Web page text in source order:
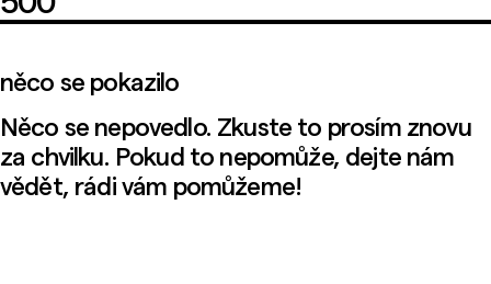
něco se pokazilo
Něco se nepovedlo. Zkuste to prosím znovu
za chvilku. Pokud to nepomůže, dejte nám
vědět, rádi vám pomůžeme!